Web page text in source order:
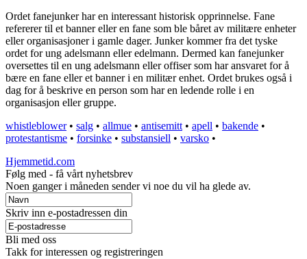
Ordet fanejunker har en interessant historisk opprinnelse. Fane
refererer til et banner eller en fane som ble båret av militære enheter
eller organisasjoner i gamle dager. Junker kommer fra det tyske
ordet for ung adelsmann eller edelmann. Dermed kan fanejunker
oversettes til en ung adelsmann eller offiser som har ansvaret for å
bære en fane eller et banner i en militær enhet. Ordet brukes også i
dag for å beskrive en person som har en ledende rolle i en
organisasjon eller gruppe.
whistleblower• salg • allmue • antisemitt • apell • bakende •
protestantisme • forsinke • substansiell • varsko •
Hjemmetid.com
Følg med - få vårt nyhetsbrev
Noen ganger i måneden sender vi noe du vil ha glede av.
Skriv inn e-postadressen din
Bli med oss
Takk for interessen og registreringen